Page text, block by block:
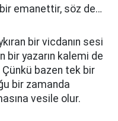
emanettir, söz de…
bir vicdanın sesi
bir yazarın kalemi de
Çünkü bazen tek bir
bir zamanda
vesile olur.